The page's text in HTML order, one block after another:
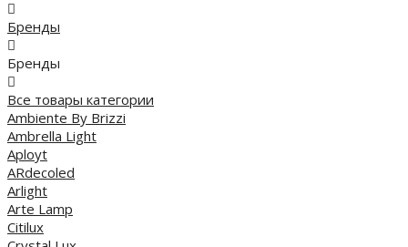
Бренды
Бренды
Все товары категории
Ambiente By Brizzi
Ambrella Light
Aployt
ARdecoled
Arlight
Arte Lamp
Citilux